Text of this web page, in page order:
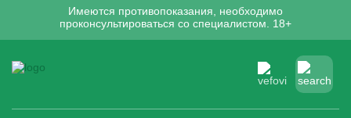
Имеются противопоказания, необходимо
проконсультироваться со специалистом. 18+